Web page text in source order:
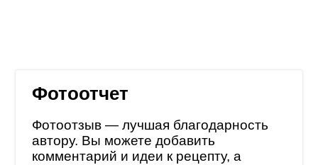
Фотоотчет
Фотоотзыв — лучшая благодарность
автору. Вы можете добавить
комментарий и идеи к рецепту, а